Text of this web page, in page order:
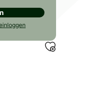
hinaus gibt es